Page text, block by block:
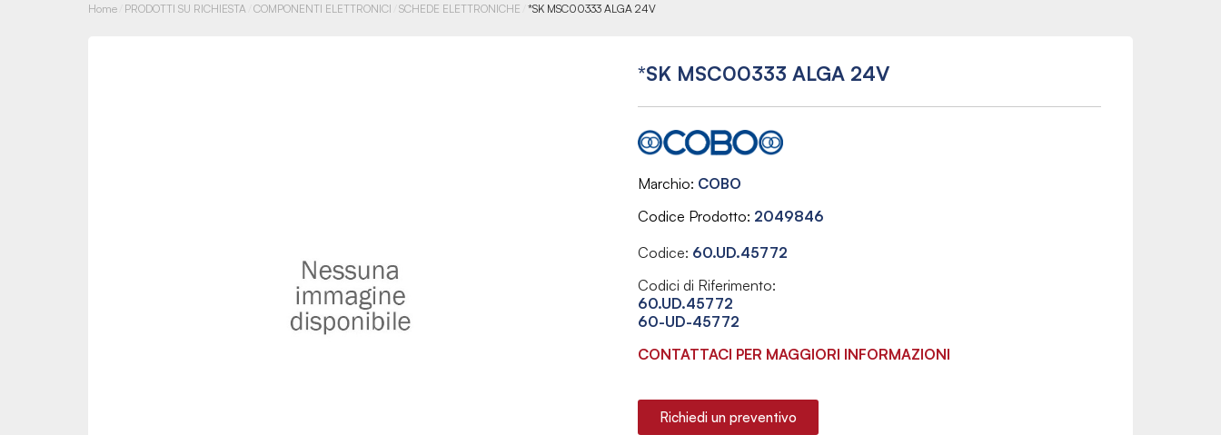
Home PRODOTTI SU RICHIESTA COMPONENTI ELETTRONICI SCHEDE ELETTRONICHE *SK MSC00333 ALGA 24V
*SK MSC00333 ALGA 24V
Marchio COBO
Codice Prodotto 2049846
Codice: 60.UD.45772
Codici di Riferimento:
60.UD.45772
60-UD-45772
CONTATTACI PER MAGGIORI INFORMAZIONI
Richiedi un preventivo